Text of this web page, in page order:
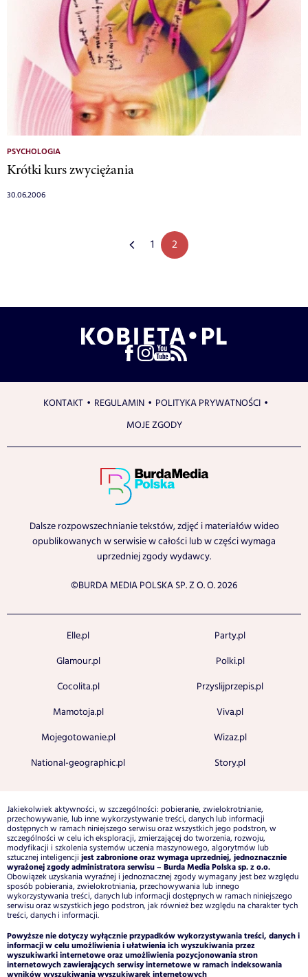
PSYCHOLOGIA
Krótki kurs zwyciężania
30.06.2006
1 2
KONTAKT REGULAMIN
POLITYKA PRYWATNOŚCI
MOJE ZGODY
Dalsze rozpowszechnianie tekstów, zdjęć i materiałów wideo
opublikowanych w serwisie w całości lub w części wymaga
uprzedniej zgody wydawcy.
©BURDA MEDIA POLSKA SP. Z O. O. 2026
Elle.pl
Glamour.pl
Cocolita.pl
Mamotoja.pl
Mojegotowanie.pl
National-geographic.pl
Party.pl
Polki.pl
Przyslijprzepis.pl
Viva.pl
Wizaz.pl
Story.pl
Jakiekolwiek aktywności, w szczególności: pobieranie, zwielokrotnianie,
przechowywanie, lub inne wykorzystywanie treści, danych lub informacji
dostępnych w ramach niniejszego serwisu oraz wszystkich jego podstron, w
szczególności w celu ich eksploracji, zmierzającej do tworzenia, rozwoju,
modyfikacji i szkolenia systemów uczenia maszynowego, algorytmów lub
sztucznej inteligencji jest zabronione oraz wymaga uprzedniej, jednoznacznie
wyrażonej zgody administratora serwisu – Burda Media Polska sp. z o.o.
Obowiązek uzyskania wyraźnej i jednoznacznej zgody wymagany jest bez względu
sposób pobierania, zwielokrotniania, przechowywania lub innego
wykorzystywania treści, danych lub informacji dostępnych w ramach niniejszego
serwisu oraz wszystkich jego podstron, jak również bez względu na charakter tych
treści, danych i informacji.
Powyższe nie dotyczy wyłącznie przypadków wykorzystywania treści, danych i
informacji w celu umożliwienia i ułatwienia ich wyszukiwania przez
wyszukiwarki internetowe oraz umożliwienia pozycjonowania stron
internetowych zawierających serwisy internetowe w ramach indeksowania